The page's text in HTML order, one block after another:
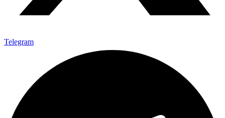
Telegram